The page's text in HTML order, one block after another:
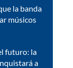
la banda
músicos
futuro: la
a